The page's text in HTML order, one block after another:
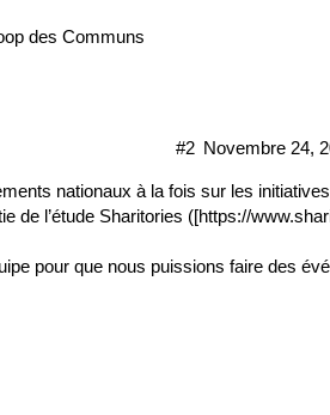
des Communs
Novembre 24,
#2
nationaux à la fois sur les initiatives
de l’étude Sharitories ([https://
pour que nous puissions faire des